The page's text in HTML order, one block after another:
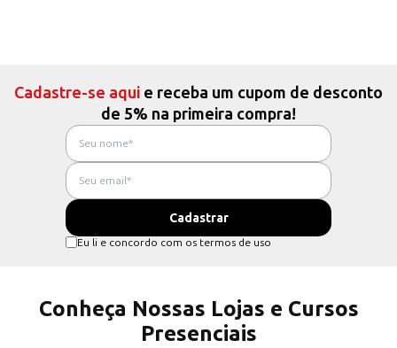
Cadastre-se aqui e receba um cupom de desconto
de 5% na primeira compra!
Eu li e concordo com os termos de uso
Conheça Nossas Lojas e Cursos
Presenciais